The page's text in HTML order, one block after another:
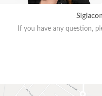
If you have any question,